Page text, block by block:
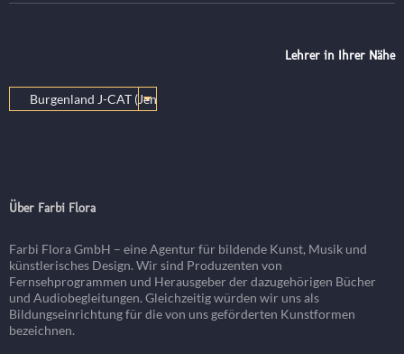
Lehrer in Ihrer Nähe
Über Farbi Flora
Farbi Flora GmbH – eine Agentur für bildende Kunst, Musik und
künstlerisches Design. Wir sind Produzenten von
Fernsehprogrammen und Herausgeber der dazugehörigen Bücher
und Audiobegleitungen. Gleichzeitig würden wir uns als
Bildungseinrichtung für die von uns geförderten Kunstformen
bezeichnen.